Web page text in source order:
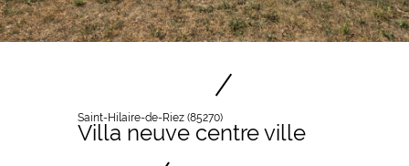
Saint-Hilaire-de-Riez (85270)
Villa neuve centre ville